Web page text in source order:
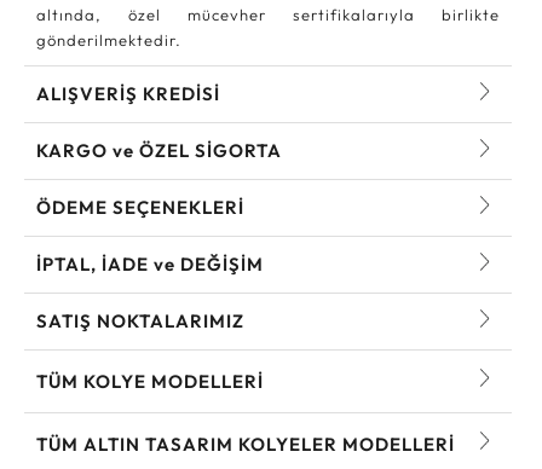
altında, özel mücevher sertifikalarıyla birlikte
gönderilmektedir.
ALIŞVERİŞ KREDİSİ
KARGO ve ÖZEL SİGORTA
ÖDEME SEÇENEKLERİ
İPTAL, İADE ve DEĞİŞİM
SATIŞ NOKTALARIMIZ
TÜM KOLYE MODELLERI
TÜM ALTIN TASARIM KOLYELER MODELLERI